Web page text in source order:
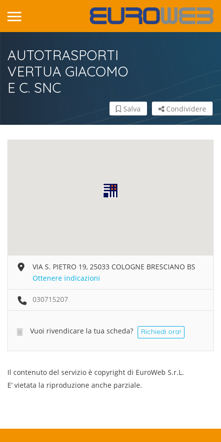
AUTOTRASPORTI
VERTUA GIACOMO
E C. SNC
Condividere
Salva
VIA S. PIETRO 19, 25033 COLOGNE BRESCIANO BS
Ottenere indicazioni
030715207
Vuoi rivendicare la tua scheda? Richiedi ora!
Il contenuto del servizio è copyright di EuroWeb S.r.L.
E’ vietata la riproduzione anche parziale.